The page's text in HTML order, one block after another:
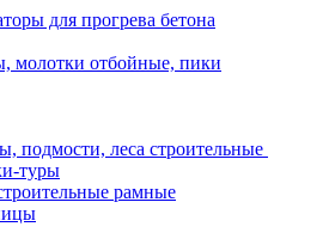
для прогрева бетона
молотки отбойные, пики
подмости, леса строительные
туры
рамные